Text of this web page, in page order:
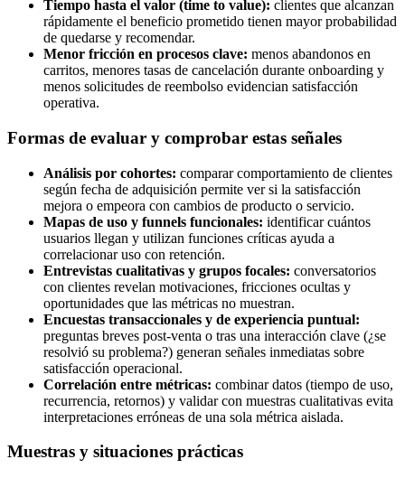
Tiempo hasta el valor (time to value): clientes que alcanzan
rápidamente el beneficio prometido tienen mayor probabilidad
de quedarse y recomendar.
Menor fricción en procesos clave: menos abandonos en
carritos, menores tasas de cancelación durante onboarding y
menos solicitudes de reembolso evidencian satisfacción
operativa.
Formas de evaluar y comprobar estas señales
Análisis por cohortes: comparar comportamiento de clientes
según fecha de adquisición permite ver si la satisfacción
mejora o empeora con cambios de producto o servicio.
Mapas de uso y funnels funcionales: identificar cuántos
usuarios llegan y utilizan funciones críticas ayuda a
correlacionar uso con retención.
Entrevistas cualitativas y grupos focales: conversatorios
con clientes revelan motivaciones, fricciones ocultas y
oportunidades que las métricas no muestran.
Encuestas transaccionales y de experiencia puntual:
preguntas breves post-venta o tras una interacción clave (¿se
resolvió su problema?) generan señales inmediatas sobre
satisfacción operacional.
Correlación entre métricas: combinar datos (tiempo de uso,
recurrencia, retornos) y validar con muestras cualitativas evita
interpretaciones erróneas de una sola métrica aislada.
Muestras y situaciones prácticas